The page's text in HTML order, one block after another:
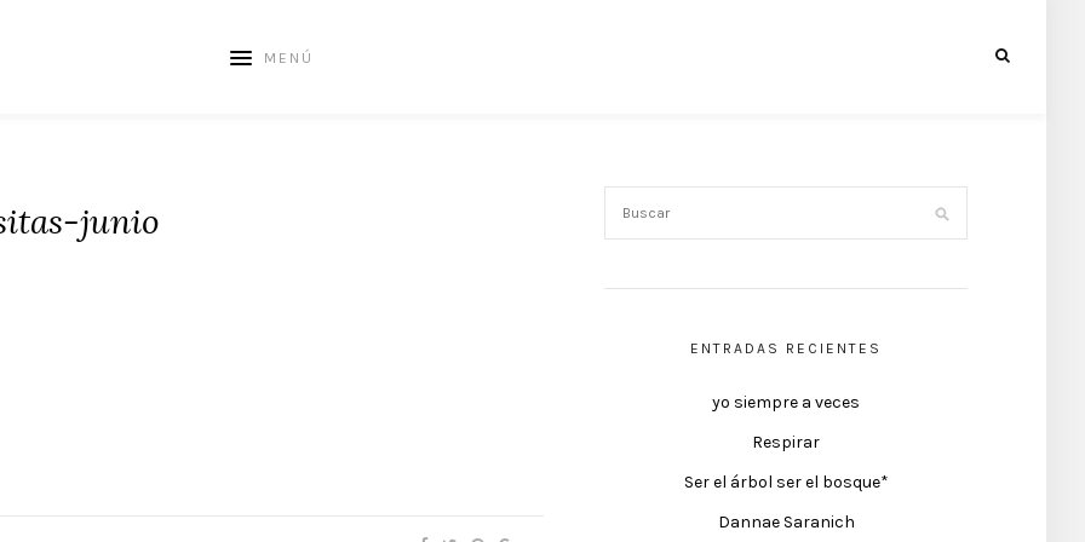
MENÚ
junio
ENTRADAS RECIENTES
yo siempre a veces
Respirar
Ser el árbol ser el bosque*
Dannae Saranich